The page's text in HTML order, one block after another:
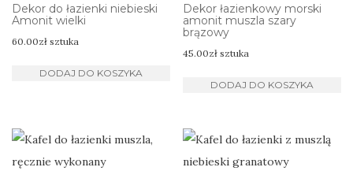
Dekor do łazienki niebieski
Amonit wielki
60.00zł sztuka
DODAJ DO KOSZYKA
Dekor łazienkowy morski
amonit muszla szary
brązowy
45.00zł sztuka
DODAJ DO KOSZYKA